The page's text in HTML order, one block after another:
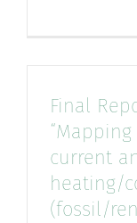
Final
current
heating/
(fossil/